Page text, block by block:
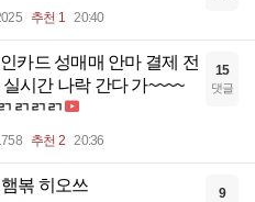
추천 1 20:40
카드 성매매 안마 결제 전
시간 나락 간다 가~~~~
ㄺㄺㄺ
추천 2 20:36
15
댓글
볶 히오쓰 9